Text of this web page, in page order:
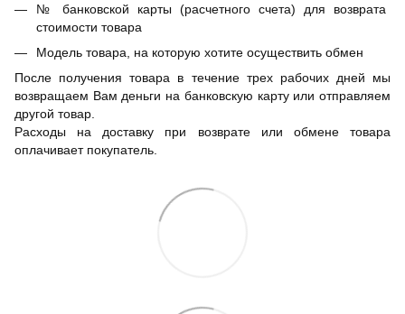
№ банковской карты (расчетного счета) для возврата
стоимости товара
Модель товара, на которую хотите осуществить обмен
После получения товара в течение трех рабочих дней мы
возвращаем Вам деньги на банковскую карту или отправляем
другой товар.
Расходы на доставку при возврате или обмене товара
оплачивает покупатель.